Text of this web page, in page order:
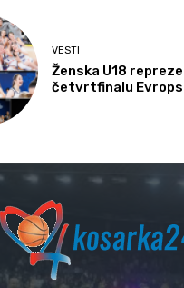
VESTI
Ženska U18
četvrtfinalu